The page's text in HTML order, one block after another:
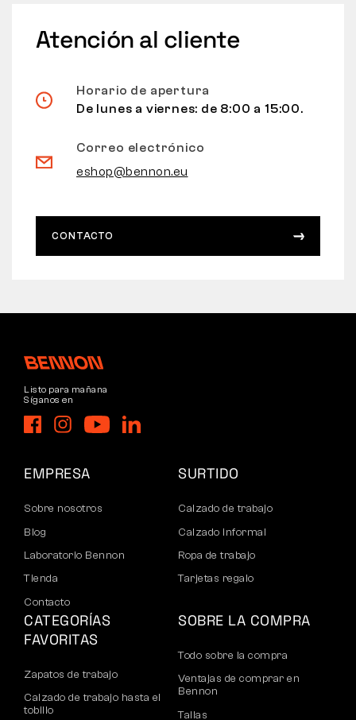
Atención al cliente
Horario de apertura
De lunes a viernes: de 8:00 a 15:00.
Correo electrónico
eshop@bennon.eu
CONTACTO
Listo para mañana
Síganos en
EMPRESA
Sobre nosotros
Blog
Laboratorio Bennon
Tienda
Contacto
SURTIDO
Calzado de trabajo
Calzado informal
Ropa de trabajo
Tarjetas regalo
CATEGORÍAS
FAVORITAS
Zapatos de trabajo
Calzado de trabajo hasta el
tobillo
SOBRE LA COMPRA
Todo sobre la compra
Ventajas de comprar en
Bennon
Tallas